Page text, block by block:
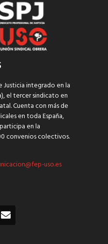
Justicia integrado en la
el tercer sindicato en
Cuenta con más de
en toda España,
en la
convenios colectivos.
uso.es